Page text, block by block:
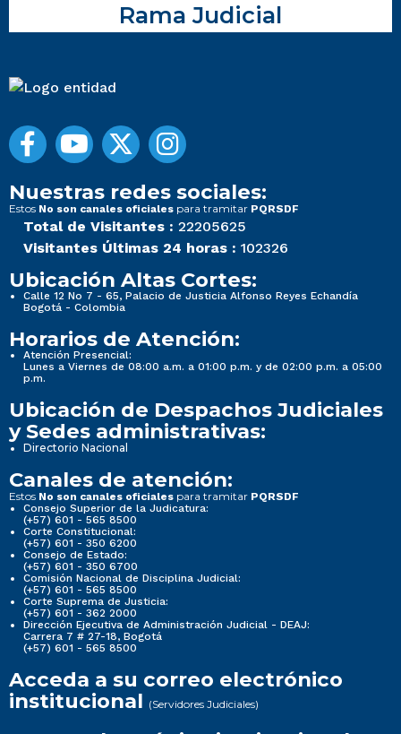
Rama Judicial
Nuestras redes sociales:
Estos No son canales oficiales para tramitar PQRSDF
Total de Visitantes : 22205625
Visitantes Últimas 24 horas : 102326
Ubicación Altas Cortes:
Calle 12 No 7 - 65, Palacio de Justicia Alfonso Reyes Echandía
Bogotá - Colombia
Horarios de Atención:
Atención Presencial:
Lunes a Viernes de 08:00 a.m. a 01:00 p.m. y de 02:00 p.m. a 05:00
p.m.
Ubicación de Despachos Judiciales
y Sedes administrativas:
Directorio Nacional
Canales de atención:
Estos No son canales oficiales para tramitar PQRSDF
Consejo Superior de la Judicatura:
(+57) 601 - 565 8500
Corte Constitucional:
(+57) 601 - 350 6200
Consejo de Estado:
(+57) 601 - 350 6700
Comisión Nacional de Disciplina Judicial:
(+57) 601 - 565 8500
Corte Suprema de Justicia:
(+57) 601 - 362 2000
Dirección Ejecutiva de Administración Judicial - DEAJ:
Carrera 7 # 27-18, Bogotá
(+57) 601 - 565 8500
Acceda a su correo electrónico
institucional (Servidores Judiciales)